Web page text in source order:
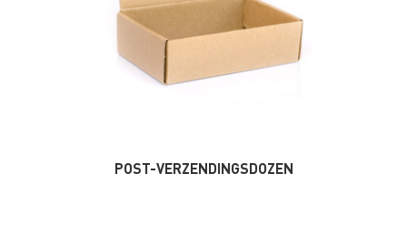
POST-VERZENDINGSDOZEN